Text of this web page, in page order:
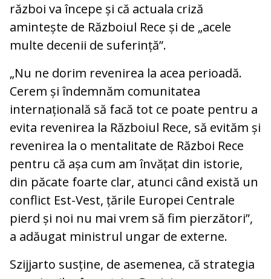
război va începe și că actuala criză
amintește de Războiul Rece și de „acele
multe decenii de suferință”.
„Nu ne dorim revenirea la acea perioadă.
Cerem și îndemnăm comunitatea
internațională să facă tot ce poate pentru a
evita revenirea la Războiul Rece, să evităm și
revenirea la o mentalitate de Război Rece
pentru că așa cum am învățat din istorie,
din păcate foarte clar, atunci când există un
conflict Est-Vest, țările Europei Centrale
pierd și noi nu mai vrem să fim pierzători”,
a adăugat ministrul ungar de externe.
Szijjarto susține, de asemenea, că strategia